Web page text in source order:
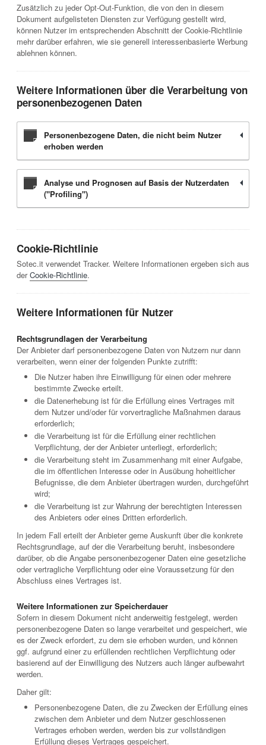
Zusätzlich zu jeder Opt-Out-Funktion, die von den in diesem
Dokument aufgelisteten Diensten zur Verfügung gestellt wird,
können Nutzer im entsprechenden Abschnitt der Cookie-Richtlinie
mehr darüber erfahren, wie sie generell interessenbasierte Werbung
ablehnen können.
Weitere Informationen über die Verarbeitung von
personenbezogenen Daten
Personenbezogene Daten, die nicht beim Nutzer
erhoben werden
Analyse und Prognosen auf Basis der Nutzerdaten
("Profiling")
Cookie-Richtlinie
Sotec.it verwendet Tracker. Weitere Informationen ergeben sich aus
derCookie-Richtlinie.
Weitere Informationen für Nutzer
Rechtsgrundlagen der Verarbeitung
Der Anbieter darf personenbezogene Daten von Nutzern nur dann
verarbeiten, wenn einer der folgenden Punkte zutrifft:
Die Nutzer haben ihre Einwilligung für einen oder mehrere
bestimmte Zwecke erteilt.
die Datenerhebung ist für die Erfüllung eines Vertrages mit
dem Nutzer und/oder für vorvertragliche Maßnahmen daraus
erforderlich;
die Verarbeitung ist für die Erfüllung einer rechtlichen
Verpflichtung, der der Anbieter unterliegt, erforderlich;
die Verarbeitung steht im Zusammenhang mit einer Aufgabe,
die im öffentlichen Interesse oder in Ausübung hoheitlicher
Befugnisse, die dem Anbieter übertragen wurden, durchgeführt
wird;
die Verarbeitung ist zur Wahrung der berechtigten Interessen
des Anbieters oder eines Dritten erforderlich.
In jedem Fall erteilt der Anbieter gerne Auskunft über die konkrete
Rechtsgrundlage, auf der die Verarbeitung beruht, insbesondere
darüber, ob die Angabe personenbezogener Daten eine gesetzliche
oder vertragliche Verpflichtung oder eine Voraussetzung für den
Abschluss eines Vertrages ist.
Weitere Informationen zur Speicherdauer
Sofern in diesem Dokument nicht anderweitig festgelegt, werden
personenbezogene Daten so lange verarbeitet und gespeichert, wie
es der Zweck erfordert, zu dem sie erhoben wurden, und können
ggf. aufgrund einer zu erfüllenden rechtlichen Verpflichtung oder
basierend auf der Einwilligung des Nutzers auch länger aufbewahrt
werden.
Daher gilt:
Personenbezogene Daten, die zu Zwecken der Erfüllung eines
zwischen dem Anbieter und dem Nutzer geschlossenen
Vertrages erhoben werden, werden bis zur vollständigen
Erfüllung dieses Vertrages gespeichert.